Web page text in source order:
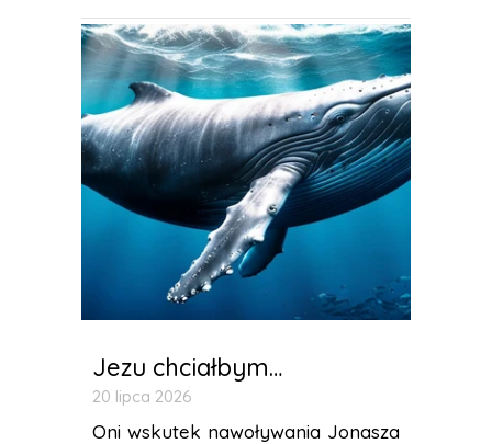
Jezu chciałbym…
20 lipca 2026
Oni wskutek nawoływania Jonasza